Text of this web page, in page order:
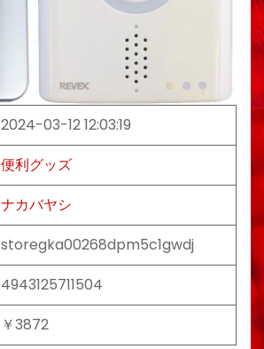
2024-03-12 12:03:19
便利グッズ
ナカバヤシ
storegka00268dpm5c1gwdj
4943125711504
￥3872